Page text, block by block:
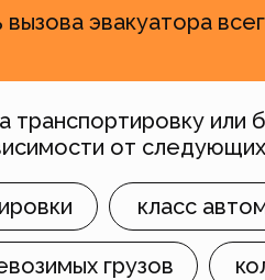
эвакуатора
транспортировку или
от
класс
грузов